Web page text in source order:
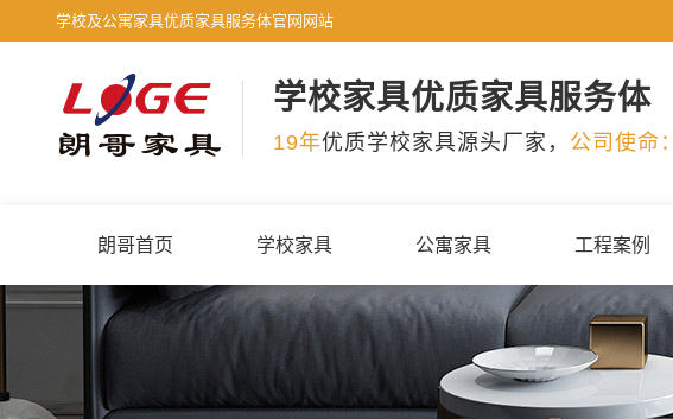
学校及公寓家具优质家具服务体官网网站
学校家具优质家具服务体
19年优质学校家具源头厂家， 公司使命：
朗哥首页 学校家具 公寓家具 工程案例